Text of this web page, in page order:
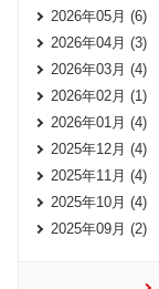
2026年05月 (6)
2026年04月 (3)
2026年03月 (4)
2026年02月 (1)
2026年01月 (4)
2025年12月 (4)
2025年11月 (4)
2025年10月 (4)
2025年09月 (2)